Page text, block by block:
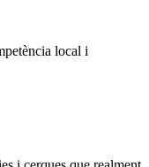
local i